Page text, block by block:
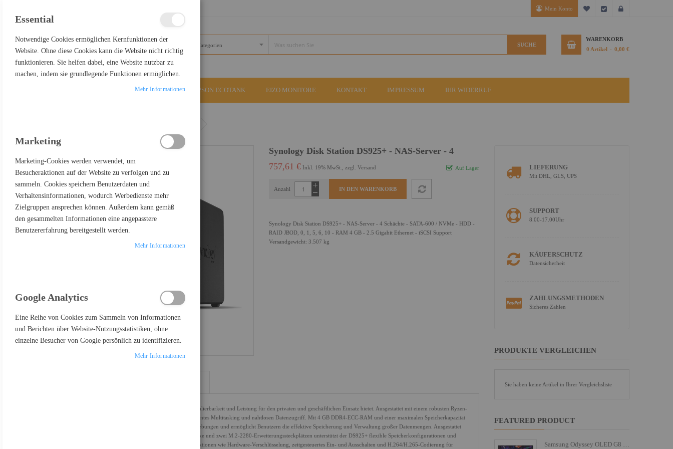
Mein Konto Mein Wunschzettel
Kasse
SUCHE
WARENKORB
0 Artikel 0,00 €
EPSON ECOTANK EIZO MONITORE KONTAKT IMPRESSUM IHR WIDERRUF
Synology Disk Station DS925+ - NAS-Server - 4
Auf Lager
757,61 € Inkl. 19% MwSt., zzgl. Versand
Anzahl IN DEN WARENKORB
Synology Disk Station DS925+ - NAS-Server - 4 Schächte - SATA-600 / NVMe - HDD -
RAID JBOD, 0, 1, 5, 6, 10 - RAM 4 GB - 2.5 Gigabit Ethernet - iSCSI Support
Versandgewicht: 3.507 kg
Die Synology Disk Station DS925+ ist ein NAS-Server, der Skalierbarkeit und Leistung für den privaten und geschäftlichen Einsatz bietet. Ausgestattet mit einem robusten Ryzen-
Quad-Core-Prozessor mit 2,2 GHz sorgt dieses Gerät für effizientes Multitasking und nahtlosen Datenzugriff. Mit 4 GB DDR4-ECC-RAM und einer maximalen Speicherkapazität
von 200 TB erfüllt er die Anforderungen datenintensiver Umgebungen und ermöglicht Benutzern die effektive Speicherung und Verwaltung großer Datenmengen. Ausgestattet
mit vier Hot-Swap-Einschüben für 2,5-Zoll-/3,5-Zoll-Laufwerke und zwei M.2-2280-Erweiterungssteckplätzen unterstützt der DS925+ flexible Speicherkonfigurationen und
ermöglicht einfache Upgrades. Dieser Server verfügt über Funktionen wie Hardware-Verschlüsselung, zeitgesteuertes Ein- und Ausschalten und H.264/H.265-Codierung für
LIEFERUNG
Mit DHL, GLS, UPS
SUPPORT
8.00-17.00Uhr
KÄUFERSCHUTZ
Datensicherheit
ZAHLUNGSMETHODEN
Sicheres Zahlen
PRODUKTE VERGLEICHEN
Sie haben keine Artikel in Ihrer Vergleichsliste
FEATURED PRODUCT
Samsung Odyssey OLED G8 S27FG810SU - G81SF Series - OLED-Monitor - Gaming - 68.6 cm (27")
Essential
Notwendige Cookies ermöglichen Kernfunktionen der
Website. Ohne diese Cookies kann die Website nicht richtig
funktionieren. Sie helfen dabei, eine Website nutzbar zu
machen, indem sie grundlegende Funktionen ermöglichen.
Mehr Informationen
Marketing
Marketing-Cookies werden verwendet, um
Besucheraktionen auf der Website zu verfolgen und zu
sammeln. Cookies speichern Benutzerdaten und
Verhaltensinformationen, wodurch Werbedienste mehr
Zielgruppen ansprechen können. Außerdem kann gemäß
den gesammelten Informationen eine angepasstere
Benutzererfahrung bereitgestellt werden.
Mehr Informationen
Google Analytics
Eine Reihe von Cookies zum Sammeln von Informationen
und Berichten über Website-Nutzungsstatistiken, ohne
einzelne Besucher von Google persönlich zu identifizieren.
Mehr Informationen